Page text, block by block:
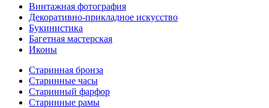
Винтажная фотография
Декоративно-прикладное искусство
Букинистика
Багетная мастерская
Иконы
Старинная бронза
Старинные часы
Старинный фарфор
Старинные рамы